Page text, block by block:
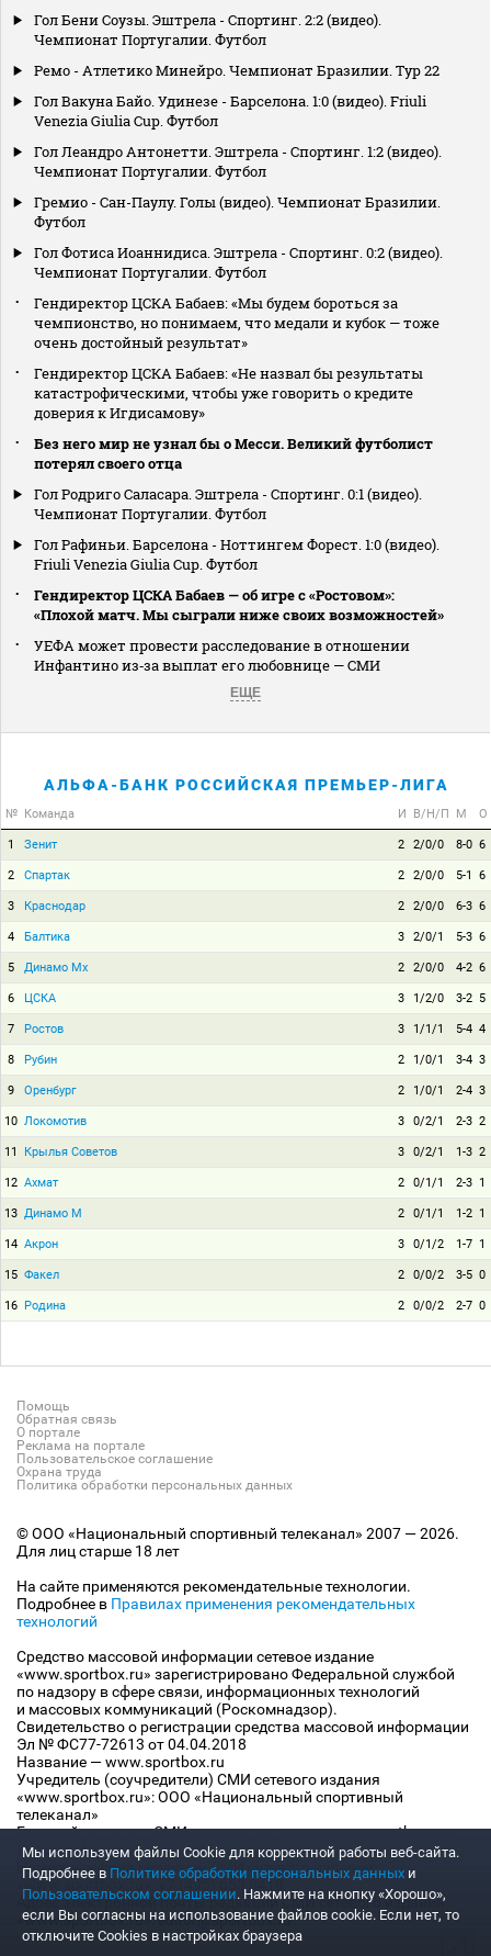
Гол Бени Соузы. Эштрела - Спортинг. 2:2 (видео).
Чемпионат Португалии. Футбол
Ремо - Атлетико Минейро. Чемпионат Бразилии. Тур 22
Гол Вакуна Байо. Удинезе - Барселона. 1:0 (видео). Friuli
Venezia Giulia Cup. Футбол
Гол Леандро Антонетти. Эштрела - Спортинг. 1:2 (видео).
Чемпионат Португалии. Футбол
Гремио - Сан-Паулу. Голы (видео). Чемпионат Бразилии.
Футбол
Гол Фотиса Иоаннидиса. Эштрела - Спортинг. 0:2 (видео).
Чемпионат Португалии. Футбол
Гендиректор ЦСКА Бабаев: «Мы будем бороться за
чемпионство, но понимаем, что медали и кубок — тоже
очень достойный результат»
Гендиректор ЦСКА Бабаев: «Не назвал бы результаты
катастрофическими, чтобы уже говорить о кредите
доверия к Игдисамову»
Без него мир не узнал бы о Месси. Великий футболист
потерял своего отца
Гол Родриго Саласара. Эштрела - Спортинг. 0:1 (видео).
Чемпионат Португалии. Футбол
Гол Рафиньи. Барселона - Ноттингем Форест. 1:0 (видео).
Friuli Venezia Giulia Cup. Футбол
Гендиректор ЦСКА Бабаев — об игре с «Ростовом»:
«Плохой матч. Мы сыграли ниже своих возможностей»
УЕФА может провести расследование в отношении
Инфантино из‑за выплат его любовнице — СМИ
ЕЩЕ
АЛЬФА-БАНК РОССИЙСКАЯ ПРЕМЬЕР-ЛИГА
№ Команда И В/Н/П М О
1 Зенит 2 2/0/0 8-0 6
2 Спартак 2 2/0/0 5-1 6
3 Краснодар 2 2/0/0 6-3 6
4 Балтика 3 2/0/1 5-3 6
5 Динамо Мх 2 2/0/0 4-2 6
6 ЦСКА 3 1/2/0 3-2 5
7 Ростов 3 1/1/1 5-4 4
8 Рубин 2 1/0/1 3-4 3
9 Оренбург 2 1/0/1 2-4 3
10 Локомотив 3 0/2/1 2-3 2
11 Крылья Советов 3 0/2/1 1-3 2
12 Ахмат 2 0/1/1 2-3 1
13 Динамо М 2 0/1/1 1-2 1
14 Акрон 3 0/1/2 1-7 1
15 Факел 2 0/0/2 3-5 0
16 Родина 2 0/0/2 2-7 0
Помощь
Обратная связь
О портале
Реклама на портале
Пользовательское соглашение
Охрана труда
Политика обработки персональных данных
© ООО «Национальный спортивный телеканал» 2007 — 2026.
Для лиц старше 18 лет
На сайте применяются рекомендательные технологии.
Подробнее в Правилах применения рекомендательных
технологий
Средство массовой информации сетевое издание
«www.sportbox.ru» зарегистрировано Федеральной службой
по надзору в сфере связи, информационных технологий
и массовых коммуникаций (Роскомнадзор).
Свидетельство о регистрации средства массовой информации
Эл № ФС77-72613 от 04.04.2018
Название — www.sportbox.ru
Учредитель (соучредители) СМИ сетевого издания
«www.sportbox.ru»: ООО «Национальный спортивный
телеканал»
Главный редактор СМИ сетевого издания «www.sportbox.ru»:
Конов В.А.
Номер телефона редакции СМИ сетевого издания
«www.sportbox.ru»: +7 (495) 653 8419
Адрес электронной почты редакции СМИ сетевого издания
«www.sportbox.ru»: editor@sportbox.ru
Мы используем файлы Сookie для корректной работы веб-сайта.
Подробнее в Политике обработки персональных данных и
Пользовательском соглашении. Нажмите на кнопку «Хорошо»,
если Вы согласны на использование файлов cookie. Если нет, то
отключите Cookies в настройках браузера